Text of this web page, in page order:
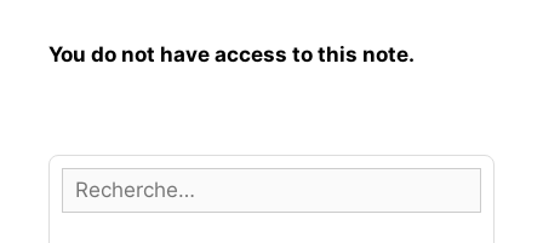
You do not have access to this note.
e